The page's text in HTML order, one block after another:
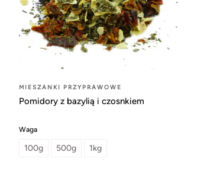
MIESZANKI PRZYPRAWOWE
Pomidory z bazylią i czosnkiem
Waga
100g 500g 1kg